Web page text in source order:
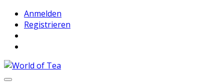
Anmelden
Registrieren